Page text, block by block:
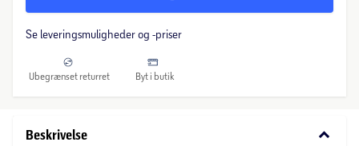
Se leveringsmuligheder og -priser
Ubegrænset returret Byt i butik
Beskrivelse keyboard_arrow_down